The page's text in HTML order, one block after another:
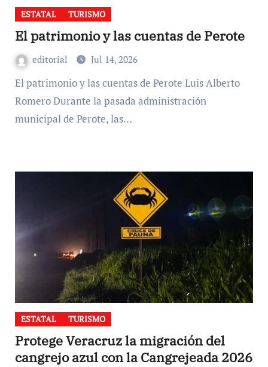
ESTATAL TURISMO
El patrimonio y las cuentas de Perote
editorial Jul 14, 2026
El patrimonio y las cuentas de Perote Luis Alberto
Romero Durante la pasada administración
municipal de Perote, las…
ESTATAL TURISMO
Protege Veracruz la migración del
cangrejo azul con la Cangrejeada 2026